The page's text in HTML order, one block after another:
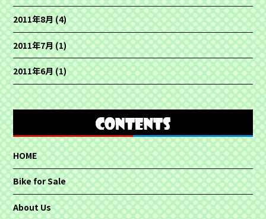
2011年8月(4)
2011年7月(1)
2011年6月(1)
HOME
Bike for Sale
About Us